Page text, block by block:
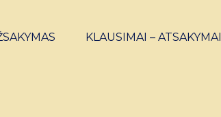
KLAUSIMAI – ATSAKYMAI